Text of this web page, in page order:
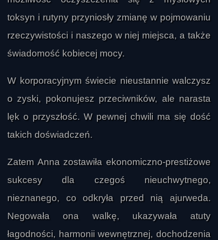
toksyn i rutyny przyniosły zmianę w pojmowaniu
rzeczywistości i naszego w niej miejsca, a także
świadomość kobiecej mocy.
W korporacyjnym świecie nieustannie walczysz
o zyski, pokonujesz przeciwników, ale narasta
lęk o przyszłość. W pewnej chwili ma się dość
takich doświadczeń.
Zatem Anna zostawiła ekonomiczno-prestiżowe
sukcesy dla czegoś nieuchwytnego,
nieznanego, co odkryła przed nią ajurweda.
Negowała ona walkę, ukazywała atuty
łagodności, harmonii wewnętrznej, dochodzenia